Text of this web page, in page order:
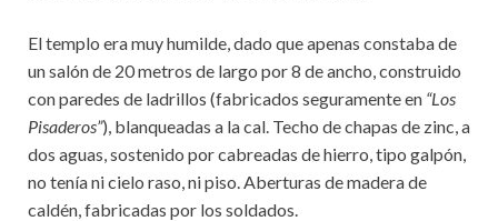
El templo era muy humilde, dado que apenas constaba de
un salón de 20 metros de largo por 8 de ancho, construido
con paredes de ladrillos (fabricados seguramente en “Los
Pisaderos”), blanqueadas a la cal. Techo de chapas de zinc, a
dos aguas, sostenido por cabreadas de hierro, tipo galpón,
no tenía ni cielo raso, ni piso. Aberturas de madera de
caldén, fabricadas por los soldados.